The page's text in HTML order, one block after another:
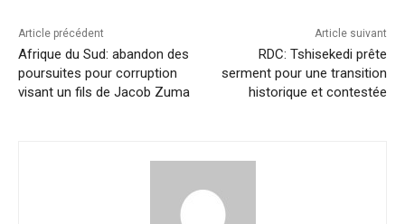
Article précédent
Afrique du Sud: abandon des
poursuites pour corruption
visant un fils de Jacob Zuma
Article suivant
RDC: Tshisekedi prête
serment pour une transition
historique et contestée